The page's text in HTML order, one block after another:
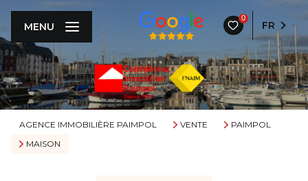
0
FR
MENU
AGENCE IMMOBILIÈRE PAIMPOL VENTE
PAIMPOL
MAISON